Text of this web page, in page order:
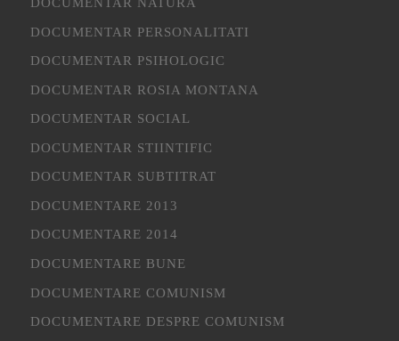
DOCUMENTAR PERSONALITATI
DOCUMENTAR PSIHOLOGIC
DOCUMENTAR ROSIA MONTANA
DOCUMENTAR SOCIAL
DOCUMENTAR STIINTIFIC
DOCUMENTAR SUBTITRAT
DOCUMENTARE 2013
DOCUMENTARE 2014
DOCUMENTARE BUNE
DOCUMENTARE COMUNISM
DOCUMENTARE DESPRE COMUNISM